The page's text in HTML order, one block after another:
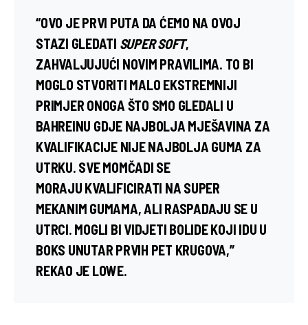
“OVO JE PRVI PUTA DA ĆEMO NA OVOJ
STAZI GLEDATI SUPER SOFT,
ZAHVALJUJUĆI NOVIM PRAVILIMA. TO BI
MOGLO STVORITI MALO EKSTREMNIJI
PRIMJER ONOGA ŠTO SMO GLEDALI U
BAHREINU GDJE NAJBOLJA MJEŠAVINA ZA
KVALIFIKACIJE NIJE NAJBOLJA GUMA ZA
UTRKU. SVE MOMČADI SE
MORAJU KVALIFICIRATI NA SUPER
MEKANIM GUMAMA, ALI RASPADAJU SE U
UTRCI. MOGLI BI VIDJETI BOLIDE KOJI IDU U
BOKS UNUTAR PRVIH PET KRUGOVA,”
REKAO JE LOWE.